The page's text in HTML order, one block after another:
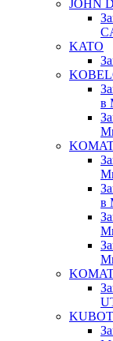
JOHN
KATO
в
в